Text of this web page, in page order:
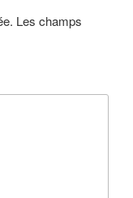
Les champs